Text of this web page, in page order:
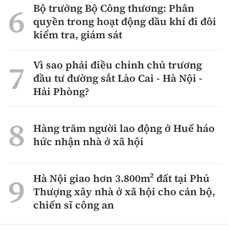
Bộ trưởng Bộ Công thương: Phân
quyền trong hoạt động dầu khí đi đôi
kiểm tra, giám sát
Vì sao phải điều chỉnh chủ trương
đầu tư đường sắt Lào Cai - Hà Nội -
Hải Phòng?
Hàng trăm người lao động ở Huế háo
hức nhận nhà ở xã hội
Hà Nội giao hơn 3.800m² đất tại Phú
Thượng xây nhà ở xã hội cho cán bộ,
chiến sĩ công an